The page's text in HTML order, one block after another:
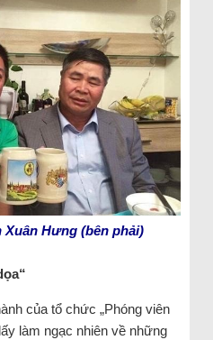
Hưng (bên phải)
của tổ chức „Phóng viên
làm ngạc nhiên về những